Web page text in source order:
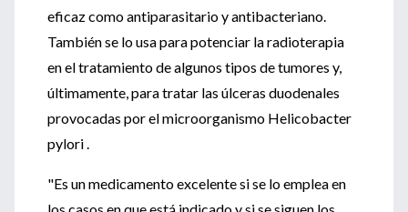
eficaz como antiparasitario y antibacteriano.
También se lo usa para potenciar la radioterapia
en el tratamiento de algunos tipos de tumores y,
últimamente, para tratar las úlceras duodenales
provocadas por el microorganismo Helicobacter
pylori .
"Es un medicamento excelente si se lo emplea en